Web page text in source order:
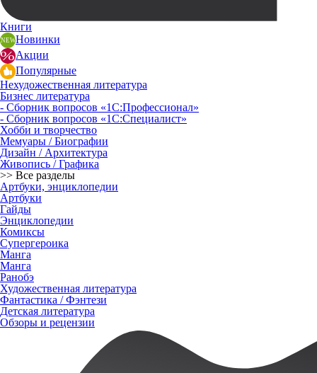
Книги
Новинки
Акции
Популярные
Нехудожественная литература
Бизнес литература
- Сборник вопросов «1С:Профессионал»
- Сборник вопросов «1С:Специалист»
Хобби и творчество
Мемуары / Биографии
Дизайн / Архитектура
Живопись / Графика
>> Все разделы
Артбуки, энциклопедии
Артбуки
Гайды
Энциклопедии
Комиксы
Супергероика
Манга
Манга
Ранобэ
Художественная литература
Фантастика / Фэнтези
Детская литература
Обзоры и рецензии